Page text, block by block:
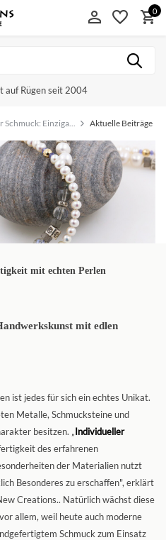
0
auf Rügen seit 2004
Schmuck: Einziga... Aktuelle Beiträge
mit echten Perlen
mit edlen
ist jedes für sich ein echtes Unikat.
Metalle, Schmucksteine und
besitzen. „Individueller
des erfahrenen
der Materialien nutzt
Besonderes zu erschaffen", erklärt
Creations.. Natürlich wächst diese
allem, weil heute auch moderne
Schmuck zum Einsatz